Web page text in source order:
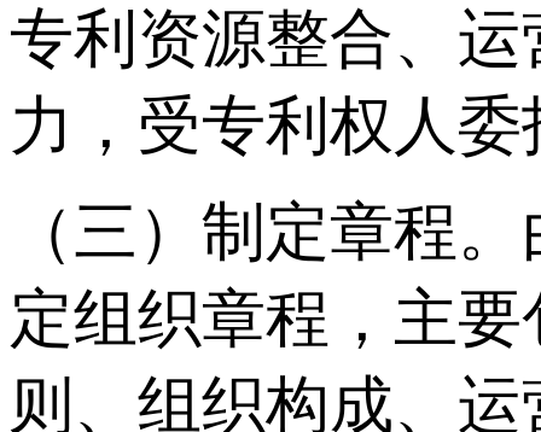
专利资源整合、
力，受专利权人
（三）制定章程
定组织章程，主
则、组织构成、